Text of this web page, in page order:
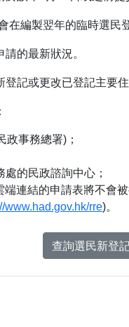
編製翌年的臨時選民
的最新狀況。
記或更改已登記主要
事務總署)；
的民政諮詢中心；
連結的申請表將不會
www.had.gov.hk/rre)。
查詢選民新登